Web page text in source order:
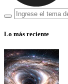
Lo más reciente